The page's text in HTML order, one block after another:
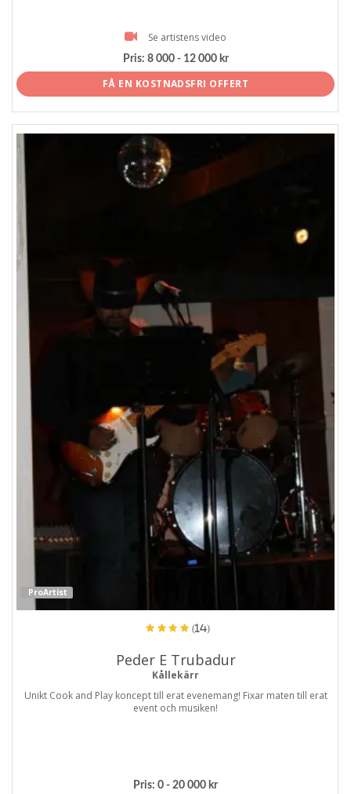
Se artistens video
Pris: 8 000 - 12 000 kr
FÅ EN KOSTNADSFRI OFFERT
ProArtist
(14)
Peder E Trubadur
Kållekärr
Unikt Cook and Play koncept till erat evenemang! Fixar maten till erat
event och musiken!
Pris: 0 - 20 000 kr